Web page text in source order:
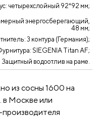
четырехслойный 92*92 мм;
энергосберегающий,
48 мм;
3 контура (Германия);
SIEGENIA Titan AF;
Защитный водоотлив на раме.
из сосны 1600 на
в Москве или